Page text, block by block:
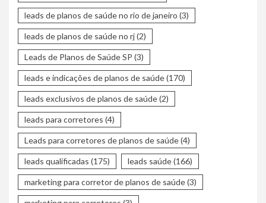
leads de planos de saúde no rio de janeiro (3)
leads de planos de saúde no rj(2)
Leads de Planos de Saúde SP (3)
leads e indicações de planos de saúde(170)
leads exclusivos de planos de saúde(2)
leads para corretores (4)
Leads para corretores de planos de saúde(4)
leads qualificadas (175) leads saúde(166)
marketing para corretor de planos de saúde(3)